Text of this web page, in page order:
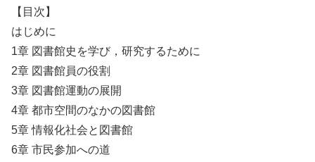
【目次】
はじめに
1章 図書館史を学び，研究するために
2章 図書館員の役割
3章 図書館運動の展開
4章 都市空間のなかの図書館
5章 情報化社会と図書館
6章 市民参加への道